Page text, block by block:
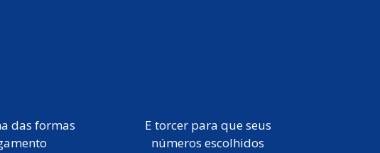
das formas
E torcer para que seus
números escolhidos